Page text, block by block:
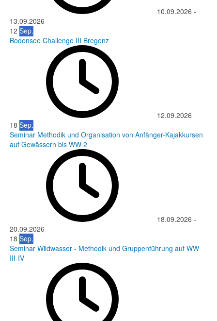
10.09.2026 -
13.09.2026
12 Sep.
Bodensee Challenge III Bregenz
12.09.2026
18 Sep.
Seminar Methodik und Organisation von Anfänger-Kajakkursen
auf Gewässern bis WW 2
18.09.2026 -
20.09.2026
18 Sep.
Seminar Wildwasser - Methodik und Gruppenführung auf WW
III-IV